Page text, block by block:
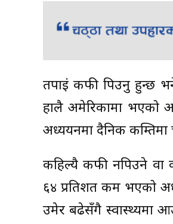
तपाईं कफी पिउनु हुन्छ
हालै अमेरिकामा भएको
अध्ययनमा दैनिक
कहिल्यै कफी नपिउने वा
६४ प्रतिशत कम भएको
उमेर बढेसँगै स्वास्थ्यमा